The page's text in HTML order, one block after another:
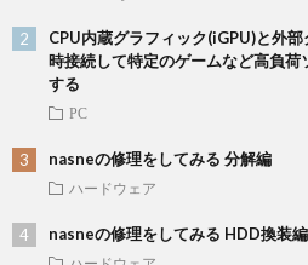
CPU内蔵グラフィック(iGPU)と外
時接続して特定のゲームなど高負
する
PC
nasneの修理をしてみる 分解編
ハードウェア
nasneの修理をしてみる HDD換装編